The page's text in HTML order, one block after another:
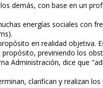
demás, con base en un
energías sociales con
en realidad objetiva.
previniendo los
Administración, dice que
clarifican y realizan